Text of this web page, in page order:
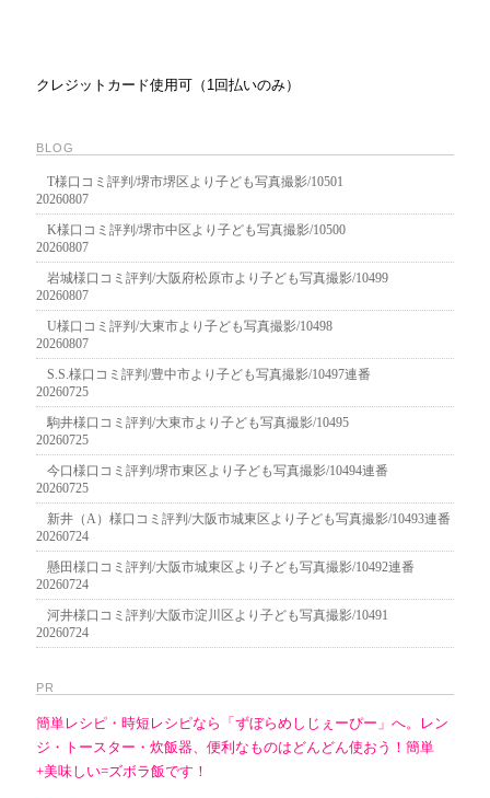
クレジットカード使用可（1回払いのみ）
BLOG
T様口コミ評判/堺市堺区より子ども写真撮影/10501
20260807
K様口コミ評判/堺市中区より子ども写真撮影/10500
20260807
岩城様口コミ評判/大阪府松原市より子ども写真撮影/10499
20260807
U様口コミ評判/大東市より子ども写真撮影/10498
20260807
S.S.様口コミ評判/豊中市より子ども写真撮影/10497連番
20260725
駒井様口コミ評判/大東市より子ども写真撮影/10495
20260725
今口様口コミ評判/堺市東区より子ども写真撮影/10494連番
20260725
新井（A）様口コミ評判/大阪市城東区より子ども写真撮影/10493連番
20260724
懸田様口コミ評判/大阪市城東区より子ども写真撮影/10492連番
20260724
河井様口コミ評判/大阪市淀川区より子ども写真撮影/10491
20260724
PR
簡単レシピ・時短レシピなら「ずぼらめしじぇーぴー」へ。レン
ジ・トースター・炊飯器、便利なものはどんどん使おう！簡単
+美味しい=ズボラ飯です！